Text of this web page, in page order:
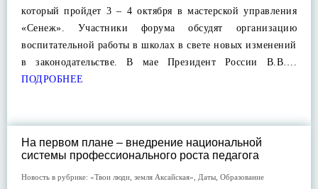
который пройдет 3 – 4 октября в мастерской управления
«Сенеж». Участники форума обсудят организацию
воспитательной работы в школах в свете новых изменений
в законодательстве. В мае Президент России В.В….
ПОДРОБНЕЕ
На первом плане – внедрение национальной
системы профессионального роста педагога
Новость в рубрике: «Твои люди, земля Аксайская» Даты Образование